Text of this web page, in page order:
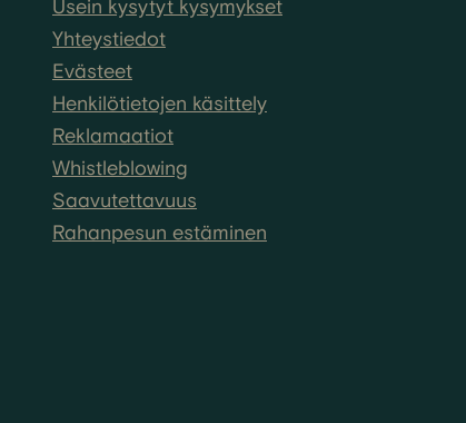
Usein kysytyt kysymykset
Yhteystiedot
Evästeet
Henkilötietojen käsittely
Reklamaatiot
Whistleblowing
Saavutettavuus
Rahanpesun estäminen